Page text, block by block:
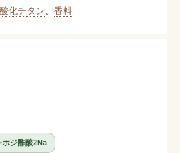
酸化チタン 香料
ホジ酢酸2Na